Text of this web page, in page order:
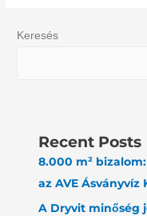
Keresés
Recent Posts
8.000 m²
az AVE Ásványvíz
A Dryvit minőség